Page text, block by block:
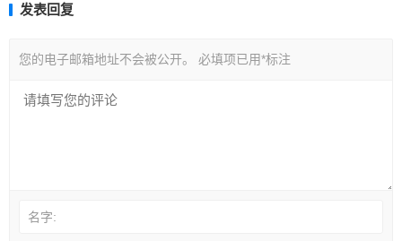
发表回复
您的电子邮箱地址不会被公开。 必填项已用*标注
名字: